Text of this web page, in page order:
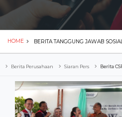
HOME BERITA TANGGUNG JAWAB
Berita Perusahaan Siaran Pers Berita